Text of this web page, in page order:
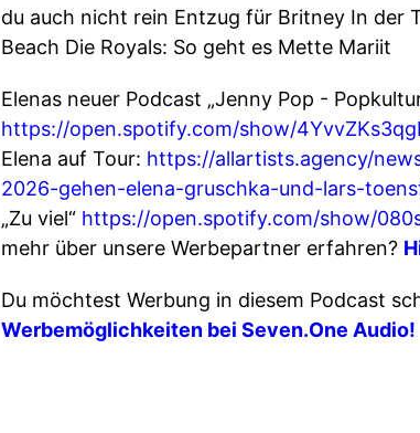
du auch nicht rein Entzug für Britney In der
Beach Die Royals: So geht es Mette Mariit
Elenas neuer Podcast „Jenny Pop -
https://open.spotify.com/show/
Elena auf Tour: https://allartists.agency/
2026-gehen-elena-gruschka-und-lars-
„Zu viel“ https://open.spotify.com/show/
mehr über unsere Werbepartner erfahren?
Du möchtest Werbung in diesem Podcast
Werbemöglichkeiten bei Seven.One Audio!